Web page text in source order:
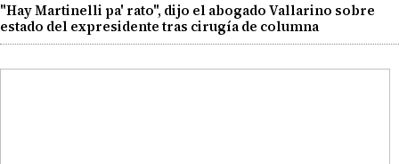
"Hay Martinelli pa' rato", dijo el abogado Vallarino sobre
estado del expresidente tras cirugía de columna